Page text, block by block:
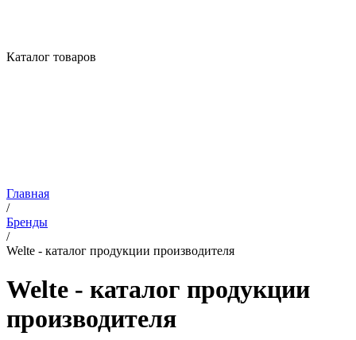
Каталог товаров
Главная
/
Бренды
/
Welte - каталог продукции производителя
Welte - каталог продукции
производителя